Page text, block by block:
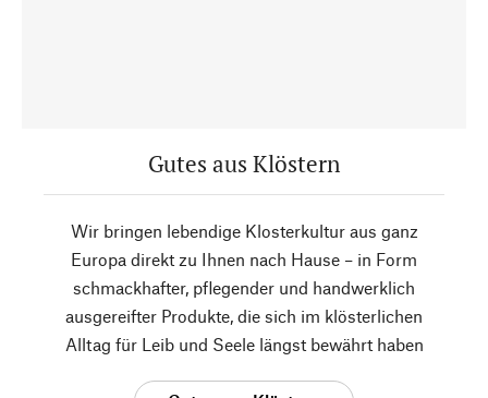
Gutes aus Klöstern
Wir bringen lebendige Klosterkultur aus ganz
Europa direkt zu Ihnen nach Hause – in Form
schmackhafter, pflegender und handwerklich
ausgereifter Produkte, die sich im klösterlichen
Alltag für Leib und Seele längst bewährt haben